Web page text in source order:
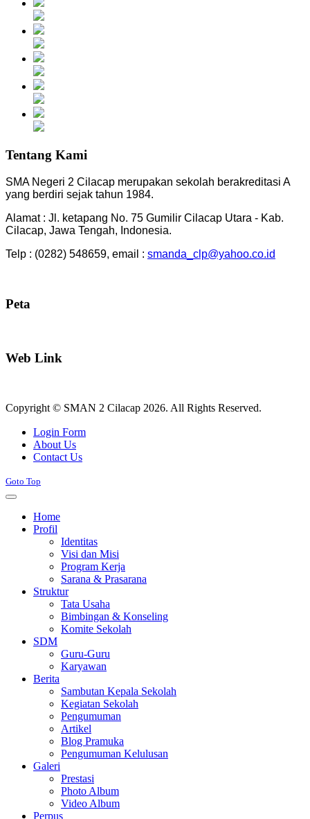
Tentang Kami
SMA Negeri 2 Cilacap merupakan sekolah berakreditasi A
yang berdiri sejak tahun 1984.
Alamat : Jl. ketapang No. 75 Gumilir Cilacap Utara - Kab.
Cilacap, Jawa Tengah, Indonesia.
Telp : (0282) 548659, email : smanda_clp@yahoo.co.id
Peta
Web Link
Copyright © SMAN 2 Cilacap 2026. All Rights Reserved.
Login Form
About Us
Contact Us
Goto Top
Home
Profil
Identitas
Visi dan Misi
Program Kerja
Sarana & Prasarana
Struktur
Tata Usaha
Bimbingan & Konseling
Komite Sekolah
SDM
Guru-Guru
Karyawan
Berita
Sambutan Kepala Sekolah
Kegiatan Sekolah
Pengumuman
Artikel
Blog Pramuka
Pengumuman Kelulusan
Galeri
Prestasi
Photo Album
Video Album
Perpus